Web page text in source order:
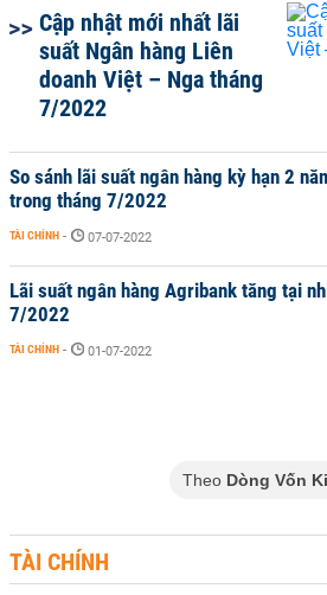
Cập nhật mới nhất lãi
suất Ngân hàng Liên
doanh Việt – Nga tháng
7/2022
So sánh lãi suất ngân hàng kỳ hạn 2
trong tháng 7/2022
TÀI CHÍNH - 07-07-2022
Lãi suất ngân hàng Agribank tăng tại
7/2022
TÀI CHÍNH - 01-07-2022
Theo Dòng Vốn
TÀI CHÍNH